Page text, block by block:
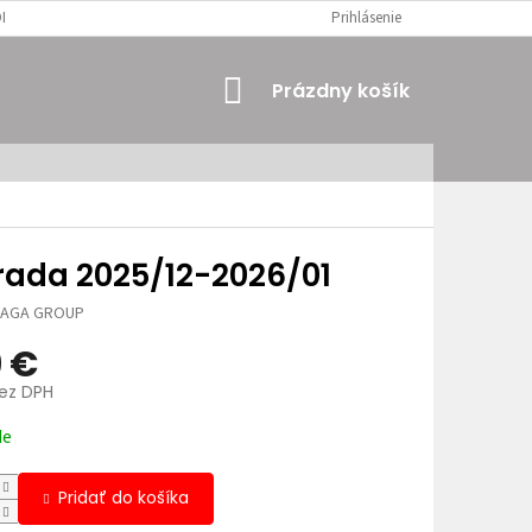
Prihlásenie
NÁKUPNÝ
Prázdny košík
2025/12-2026/01
GROUP
€
DPH
Pridať do košíka